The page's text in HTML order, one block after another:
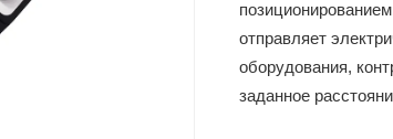
отправляет
оборудования,
заданное